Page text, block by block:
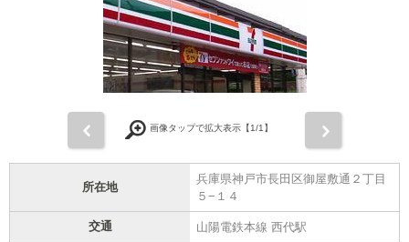
画像タップで拡大表示【1/1】
所在地
兵庫県神戸市長田区御屋敷通２丁目
５−１４
交通 山陽電鉄本線 西代駅